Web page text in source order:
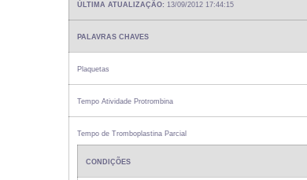
ÚLTIMA ATUALIZAÇÃO: 13/09/2012 17:44:15
PALAVRAS CHAVES
Plaquetas
Tempo Atividade Protrombina
Tempo de Tromboplastina Parcial
CONDIÇÕES